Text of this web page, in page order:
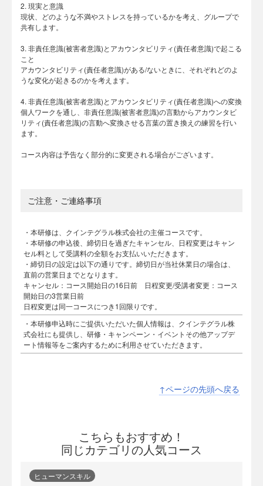
2. 現実と意識
現状、どのような不満やストレスを持っているかを考え、グループで
共有します。
3. 非責任意識(被害者意識)とアカウンタビリティ(責任者意識)で起こる
こと
アカウンタビリティ(責任者意識)がある/ないときに、それぞれどのよ
うな変化が起きるのかを考えます。
4. 非責任意識(被害者意識)とアカウンタビリティ(責任者意識)への変換
個人ワークを通し、非責任意識(被害者意識)の言動からアカウンタビ
リティ(責任者意識)の言動へ変換させる言葉の置き換えの練習を行い
ます。
コース内容は予告なく部分的に変更される場合がございます。
ご注意・ご連絡事項
・本研修は、クインテグラル株式会社の主催コースです。
・本研修の申込後、締切日を過ぎたキャンセル、日程変更はキャン
セル料として受講料の全額をお支払いいただきます。
・締切日の設定は以下の通りです。締切日が当社休業日の場合は、
直前の営業日までとなります。
キャンセル：コース開始日の16日前 日程変更/受講者変更：コース
開始日の3営業日前
日程変更は同一コースにつき1回限りです。
・本研修申込時にご提供いただいた個人情報は、クインテグラル株
式会社にも提供し、研修・キャンペーン・イベントその他アップデ
ート情報等をご案内するために利用させていただきます。
↑ページの先頭へ戻る
こちらもおすすめ！
同じカテゴリの人気コース
ヒューマンスキル